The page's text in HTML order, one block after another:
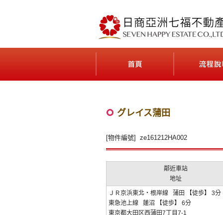
グレイス蒲田
[物件編號] ze161212HA002
鄰近車站
地址
ＪＲ京浜東北・根岸線 蒲田 【徒歩】 3分
東急池上線 蓮沼 【徒歩】 6分
東京都大田区西蒲田7丁目7-1